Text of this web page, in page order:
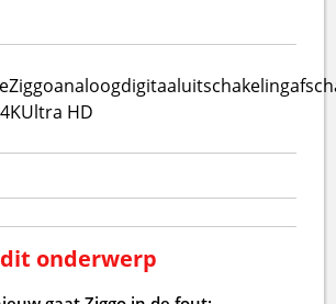
analoogdigitaaluitschakeling
4KUltra HD
onderwerp